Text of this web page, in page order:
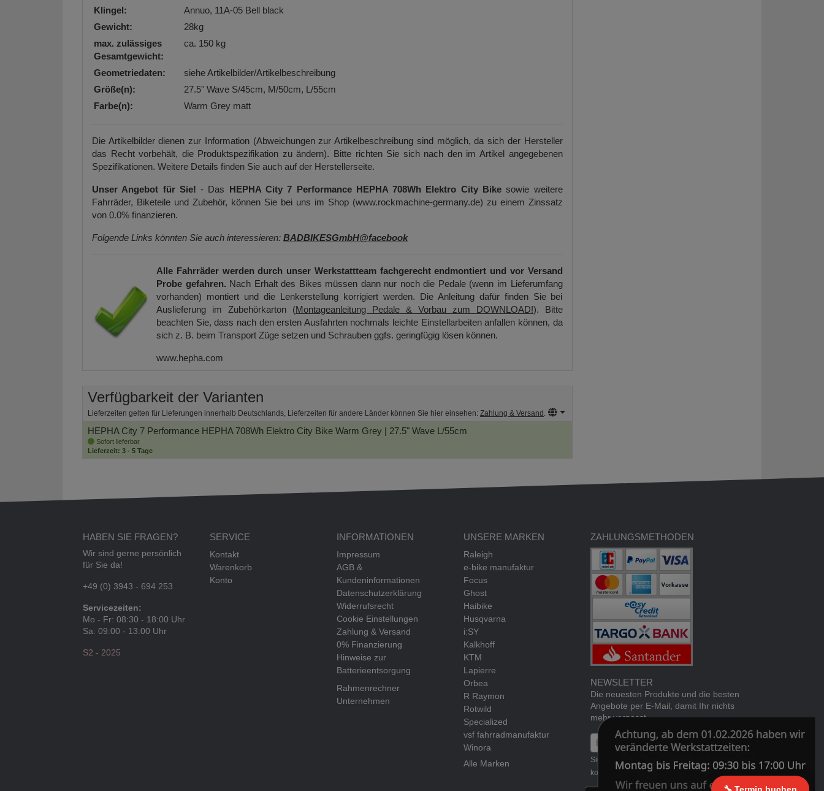
Klingel:
Annuo, 11A-05 Bell black
Gewicht:
28kg
max. zulässiges
Gesamtgewicht:
ca. 150 kg
Geometriedaten:
siehe Artikelbilder/Artikelbeschreibung
Größe(n):
27.5" Wave S/45cm, M/50cm, L/55cm
Farbe(n):
Warm Grey matt
Die Artikelbilder dienen zur Information (Abweichungen zur Artikelbeschreibung sind möglich, da sich der Hersteller
das Recht vorbehält, die Produktspezifikation zu ändern). Bitte richten Sie sich nach den im Artikel angegebenen
Spezifikationen. Weitere Details finden Sie auch auf der Herstellerseite.
Unser Angebot für Sie! - Das HEPHA City 7 Performance HEPHA 708Wh Elektro City Bikesowie weitere
Fahrräder, Biketeile und Zubehör, können Sie bei uns im Shop (www.rockmachine-germany.de) zu einem Zinssatz
von 0.0% finanzieren.
Folgende Links könnten Sie auch interessieren: BADBIKESGmbH@facebook
Alle Fahrräder werden durch unser Werkstattteam fachgerecht endmontiert und vor Versand
Probe gefahren. Nach Erhalt des Bikes müssen dann nur noch die Pedale (wenn im Lieferumfang
vorhanden) montiert und die Lenkerstellung korrigiert werden. Die Anleitung dafür finden Sie bei
Auslieferung im Zubehörkarton (Montageanleitung Pedale & Vorbau zum DOWNLOAD!). Bitte
beachten Sie, dass nach den ersten Ausfahrten nochmals leichte Einstellarbeiten anfallen können, da
sich z. B. beim Transport Züge setzen und Schrauben ggfs. geringfügig lösen können.
www.hepha.com
Verfügbarkeit der Varianten
Lieferzeiten gelten für Lieferungen innerhalb Deutschlands, Lieferzeiten für andere Länder können Sie hier einsehen: Zahlung & Versand .
HEPHA City 7 Performance HEPHA 708Wh Elektro City Bike Warm Grey | 27.5" Wave L/55cm
Sofort lieferbar
Lieferzeit: 3 - 5 Tage
HABEN SIE FRAGEN?
Wir sind gerne persönlich
für Sie da!
+49 (0) 3943 - 694 253
Servicezeiten:
Mo - Fr: 08:30 - 18:00 Uhr
Sa: 09:00 - 13:00 Uhr
S2 - 2025
SERVICE
Kontakt
Warenkorb
Konto
INFORMATIONEN
Impressum
AGB &
Kundeninformationen
Datenschutzerklärung
Widerrufsrecht
Cookie Einstellungen
Zahlung & Versand
0% Finanzierung
Hinweise zur
Batterieentsorgung
Rahmenrechner
Unternehmen
UNSERE MARKEN
Raleigh
e-bike manufaktur
Focus
Ghost
Haibike
Husqvarna
i:SY
Kalkhoff
KTM
Lapierre
Orbea
R Raymon
Rotwild
Specialized
vsf fahrradmanufaktur
Winora
Alle Marken
ZAHLUNGSMETHODEN
NEWSLETTER
Die neuesten Produkte und die besten
Angebote per E-Mail, damit Ihr nichts
mehr verpasst.
Newsletter Abonnieren
Sie können den Newsletter jederzeit
kostenlos abbestellen .